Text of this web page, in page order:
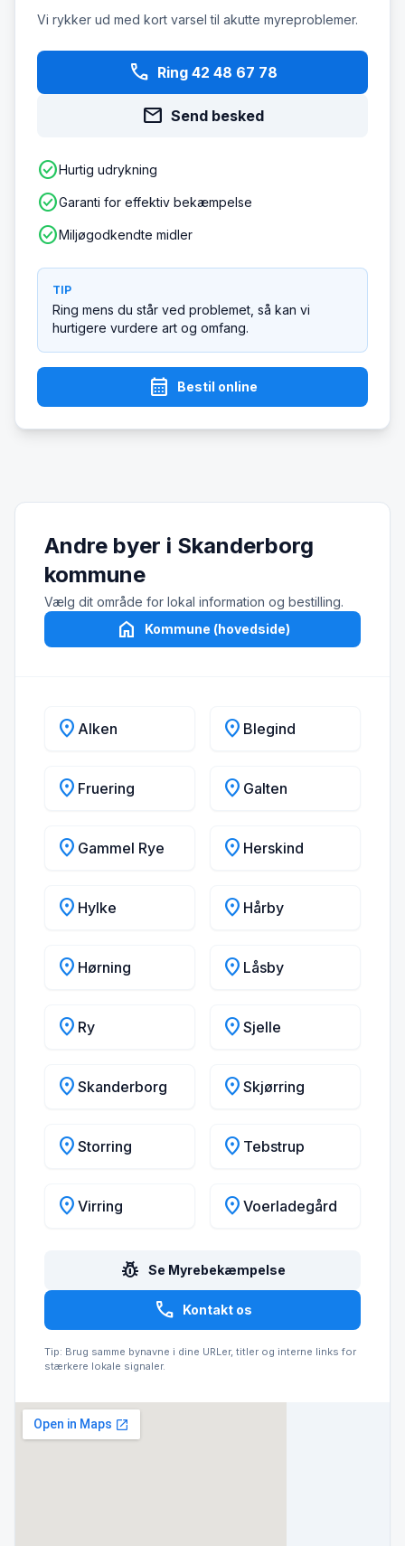
Vi rykker ud med kort varsel til akutte myreproblemer.
phone Ring 42 48 67 78
mail Send besked
check_circleHurtig udrykning
check_circleGaranti for effektiv bekæmpelse
check_circleMiljøgodkendte midler
TIP
Ring mens du står ved problemet, så kan vi
hurtigere vurdere art og omfang.
calendar_month Bestil online
Andre byer i Skanderborg
kommune
Vælg dit område for lokal information og bestilling.
home Kommune (hovedside)
location_on Alken location_on Blegind
location_on Fruering location_on Galten
location_on Gammel Rye location_on Herskind
location_on Hylke location_on Hårby
location_on Hørning location_on Låsby
location_on Ry location_on Sjelle
location_on Skanderborg location_on Skjørring
location_on Storring location_on Tebstrup
location_on Virring location_on Voerladegård
pest_control Se Myrebekæmpelse
call Kontakt os
Tip: Brug samme bynavne i dine URLer, titler og interne links for
stærkere lokale signaler.